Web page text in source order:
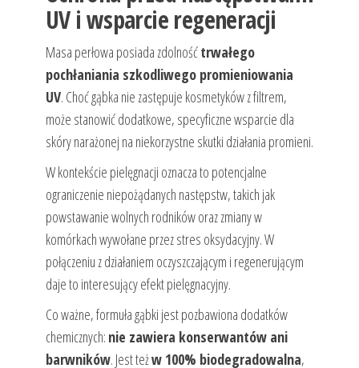
UV i wsparcie regeneracji
Masa perłowa posiada zdolnośćtrwałego
pochłaniania szkodliwego promieniowania
UV. Choć gąbka nie zastępuje kosmetyków z filtrem,
może stanowić dodatkowe, specyficzne wsparcie dla
skóry narażonej na niekorzystne skutki działania promieni.
W kontekście pielęgnacji oznacza to potencjalne
ograniczenie niepożądanych następstw, takich jak
powstawanie wolnych rodników oraz zmiany w
komórkach wywołane przez stres oksydacyjny. W
połączeniu z działaniem oczyszczającym i regenerującym
daje to interesujący efekt pielęgnacyjny.
Co ważne, formuła gąbki jest pozbawiona dodatków
chemicznych: nie zawiera konserwantów ani
barwników. Jest teżw 100% biodegradowalna,